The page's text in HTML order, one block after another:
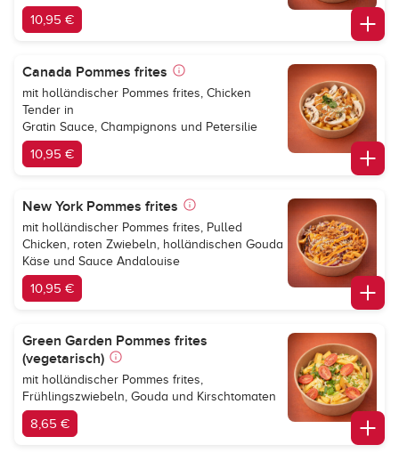
10,95 €
Canada Pommes frites
mit holländischer Pommes frites, Chicken
Tender in
Gratin Sauce, Champignons und Petersilie
10,95 €
New York Pommes frites
mit holländischer Pommes frites, Pulled
Chicken, roten Zwiebeln, holländischen Gouda
Käse und Sauce Andalouise
10,95 €
Green Garden Pommes frites
(vegetarisch)
mit holländischer Pommes frites,
Frühlingszwiebeln, Gouda und Kirschtomaten
8,65 €